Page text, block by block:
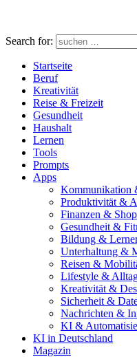
Search for:
Startseite
Beruf
Kreativität
Reise & Freizeit
Gesundheit
Haushalt
Lernen
Tools
Prompts
Apps
Kommunikation
Produktivität &
Finanzen &
Gesundheit &
Bildung &
Unterhaltung &
Reisen &
Lifestyle &
Kreativität &
Sicherheit &
Nachrichten &
KI &
KI in Deutschland
Magazin